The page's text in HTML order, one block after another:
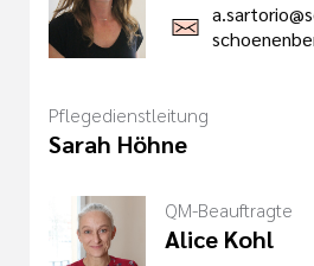
Pflegedienstleitung
Sarah Höhne
QM-Beauftragte
Alice Kohl